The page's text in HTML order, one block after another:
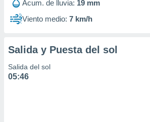
Acum. de lluvia: 19 mm
Viento medio: 7 km/h
Salida y Puesta del sol
Salida del sol
05:46